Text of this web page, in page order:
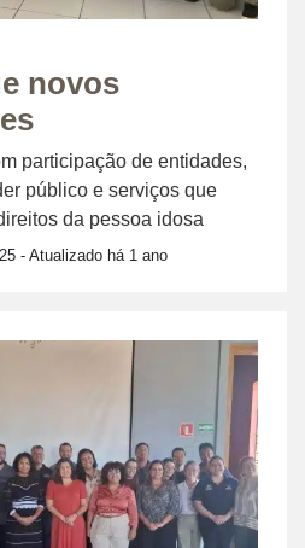
novos
participação de entidades,
público e serviços que
da pessoa idosa
- Atualizado há 1 ano